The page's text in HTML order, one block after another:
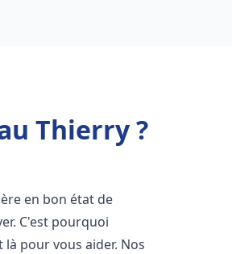
Thierry ?
en bon état de
C'est pourquoi
là pour vous aider. Nos